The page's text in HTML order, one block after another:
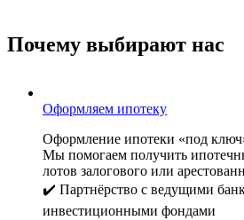
Почему выбирают нас
Оформляем ипотеку
Оформление ипотеки «под
Мы помогаем получить
лотов залогового или
✔️ Партнёрство с ведущими
инвестиционными фондами